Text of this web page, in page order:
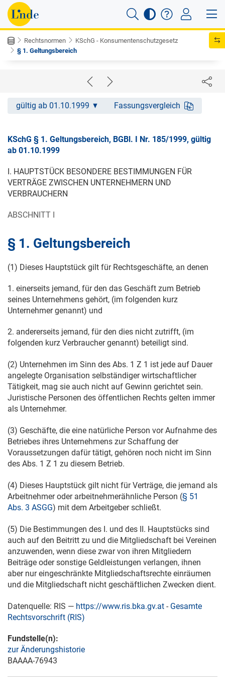
Rechtsnormen
KSchG - Konsumentenschutzgesetz
§ 1. Geltungsbereich
gültig ab 01.10.1999 Fassungsvergleich
KSchG § 1. Geltungsbereich, BGBl. I Nr. 185/1999, gültig
ab 01.10.1999
I. HAUPTSTÜCK BESONDERE BESTIMMUNGEN FÜR
VERTRÄGE ZWISCHEN UNTERNEHMERN UND
VERBRAUCHERN
ABSCHNITT I
§ 1. Geltungsbereich
(1) Dieses Hauptstück gilt für Rechtsgeschäfte, an denen
1. einerseits jemand, für den das Geschäft zum Betrieb
seines Unternehmens gehört, (im folgenden kurz
Unternehmer genannt) und
2. andererseits jemand, für den dies nicht zutrifft, (im
folgenden kurz Verbraucher genannt) beteiligt sind.
(2) Unternehmen im Sinn des Abs. 1 Z 1 ist jede auf Dauer
angelegte Organisation selbständiger wirtschaftlicher
Tätigkeit, mag sie auch nicht auf Gewinn gerichtet sein.
Juristische Personen des öffentlichen Rechts gelten immer
als Unternehmer.
(3) Geschäfte, die eine natürliche Person vor Aufnahme des
Betriebes ihres Unternehmens zur Schaffung der
Voraussetzungen dafür tätigt, gehören noch nicht im Sinn
des Abs. 1 Z 1 zu diesem Betrieb.
(4) Dieses Hauptstück gilt nicht für Verträge, die jemand als
Arbeitnehmer oder arbeitnehmerähnliche Person (§ 51
Abs. 3 ASGG) mit dem Arbeitgeber schließt.
(5) Die Bestimmungen des I. und des II. Hauptstücks sind
auch auf den Beitritt zu und die Mitgliedschaft bei Vereinen
anzuwenden, wenn diese zwar von ihren Mitgliedern
Beiträge oder sonstige Geldleistungen verlangen, ihnen
aber nur eingeschränkte Mitgliedschaftsrechte einräumen
und die Mitgliedschaft nicht geschäftlichen Zwecken dient.
Datenquelle: RIS — https://www.ris.bka.gv.at - Gesamte
Rechtsvorschrift (RIS)
Fundstelle(n):
zur Änderungshistorie
BAAAA-76943